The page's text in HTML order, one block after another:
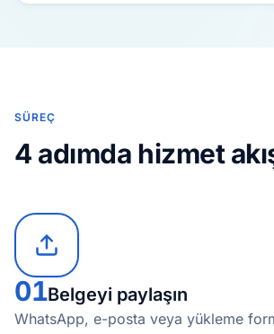
SÜREÇ
4 adımda hizmet
01Belgeyi paylaşın
WhatsApp, e-posta veya yükleme